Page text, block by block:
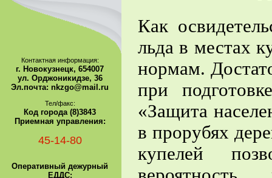
Как
льда в местах
нормам.
при
«Защита
в прорубях
купелей
Контактная информация:
г. Новокузнецк, 654007
ул. Орджоникидзе, 36
Эл.почта: nkzgo@mail.ru
Тел/факс:
Код города (8)3843
Приемная управления:
45-14-80
Оперативный дежурный
ЕДДС: